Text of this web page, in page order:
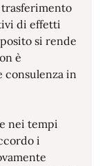
di effetti
si rende
è
consulenza in
nei tempi
i